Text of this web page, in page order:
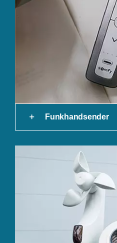
Funkhandsender